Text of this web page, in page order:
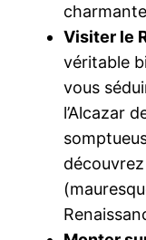
Visiter le
véritable
vous
l’Alcazar